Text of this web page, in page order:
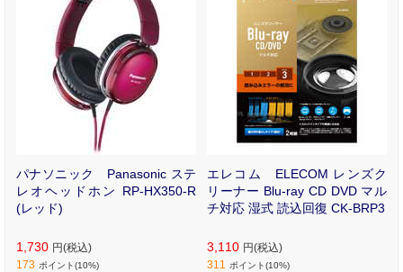
パナソニック Panasonic ステ
レオヘッドホン RP-HX350-R
(レッド)
1,730 円(税込)
173 ポイント(10%)
エレコム ELECOM レンズク
リーナー Blu-ray CD DVD マル
チ対応 湿式 読込回復 CK-BRP3
3,110 円(税込)
311
ポイント(10%)